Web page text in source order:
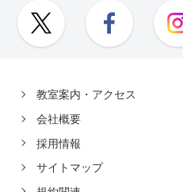
教室案内・アクセス
会社概要
採用情報
サイトマップ